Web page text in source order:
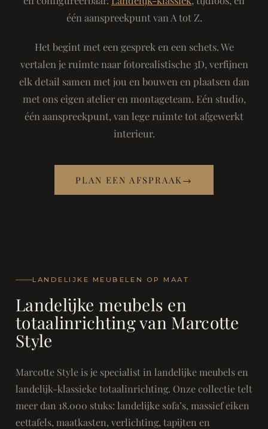
één aanspreekpunt van A tot Z.
Het begint met een gesprek en een schets. We
vertalen je ruimte naar fotorealistische 3D, verfijnen
elk detail samen met jou en bouwen en plaatsen dan
met ons eigen atelier en montageteam. Eén studio,
één aanspreekpunt, van lege ruimte tot afgewerkt
interieur.
PLAN EEN AFSPRAAK →
LANDELIJKE MEUBELEN OP MAAT
Landelijke meubels en
totaalinrichting van Marcotte
Style
Marcotte Style is je specialist in landelijke meubels en
landelijk-klassieke totaalinrichting. Onze collectie telt
meer dan 18.000 stuks: landelijke sofa’s, massief eiken
eettafels, maatkasten, verlichting, tapijten en